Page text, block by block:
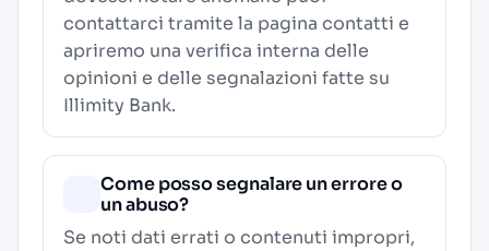
contattarci tramite la pagina contatti e
apriremo una verifica interna delle
opinioni e delle segnalazioni fatte su
Illimity Bank.
Come posso segnalare un errore o
un abuso?
Se noti dati errati o contenuti impropri,